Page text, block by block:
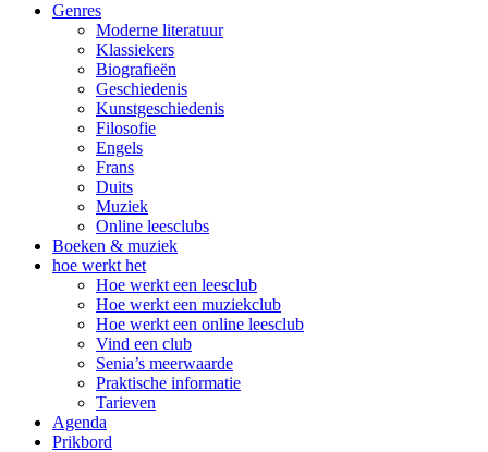
Genres
Moderne literatuur
Klassiekers
Biografieën
Geschiedenis
Kunst­geschiedenis
Filosofie
Engels
Frans
Duits
Muziek
Online leesclubs
Boeken & muziek
hoe werkt het
Hoe werkt een leesclub
Hoe werkt een muziekclub
Hoe werkt een online leesclub
Vind een club
Senia’s meerwaarde
Praktische informatie
Tarieven
Agenda
Prikbord